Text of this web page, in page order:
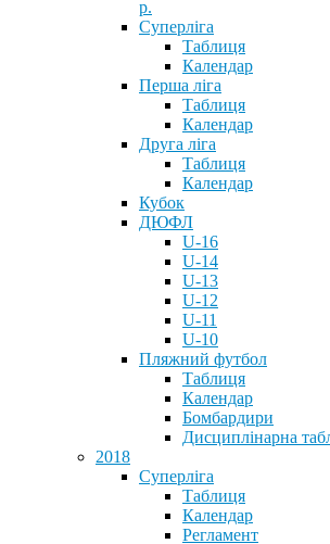
р.
Суперліга
Таблиця
Календар
Перша ліга
Таблиця
Календар
Друга ліга
Таблиця
Календар
Кубок
ДЮФЛ
U-16
U-14
U-13
U-12
U-11
U-10
Пляжний футбол
Таблиця
Календар
Бомбардири
Дисциплінарна
2018
Суперліга
Таблиця
Календар
Регламент